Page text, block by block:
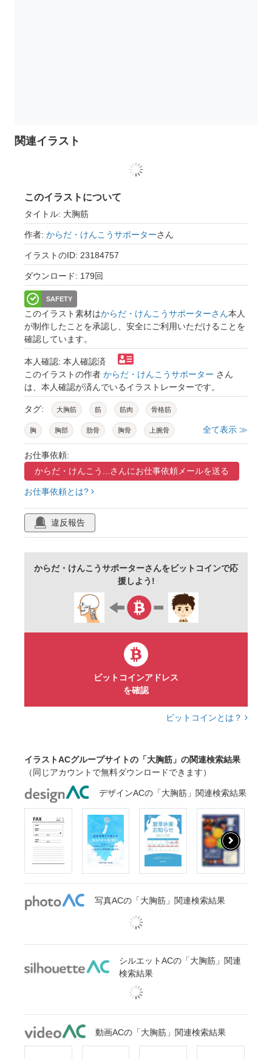
関連イラスト
このイラストについて
タイトル: 大胸筋
作者: からだ・けんこうサポーターさん
イラストのID: 23184757
ダウンロード: 179回
SAFETY
このイラスト素材はからだ・けんこうサポーターさん本人
が制作したことを承認し、安全にご利用いただけることを
確認しています。
本人確認: 本人確認済
このイラストの作者 からだ・けんこうサポーター さん
は、本人確認が済んでいるイラストレーターです。
タグ: 大胸筋 筋 筋肉 骨格筋
胸 胸部 肋骨 胸骨 上腕骨
解剖学
全て表示 ≫
お仕事依頼:
からだ・けんこう...さんにお仕事依頼メールを送る
お仕事依頼とは?
違反報告
からだ・けんこうサポーターさんをビットコインで応
援しよう!
ビットコインアドレス
を確認
ビットコインとは？
イラストACグループサイトの「大胸筋」の関連検索結果
（同じアカウントで無料ダウンロードできます）
デザインACの「大胸筋」関連検索結果
写真ACの「大胸筋」関連検索結果
シルエットACの「大胸筋」関連
検索結果
動画ACの「大胸筋」関連検索結果